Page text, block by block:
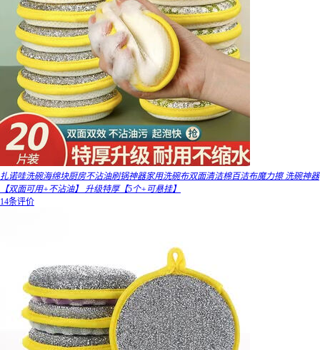
扎诺哇洗碗海绵块厨房不沾油刷锅神器家用洗碗布双面清洁棉百洁布魔力擦 洗碗神器
【双面可用+不沾油】 升级特厚【5个+可悬挂】
14条评价